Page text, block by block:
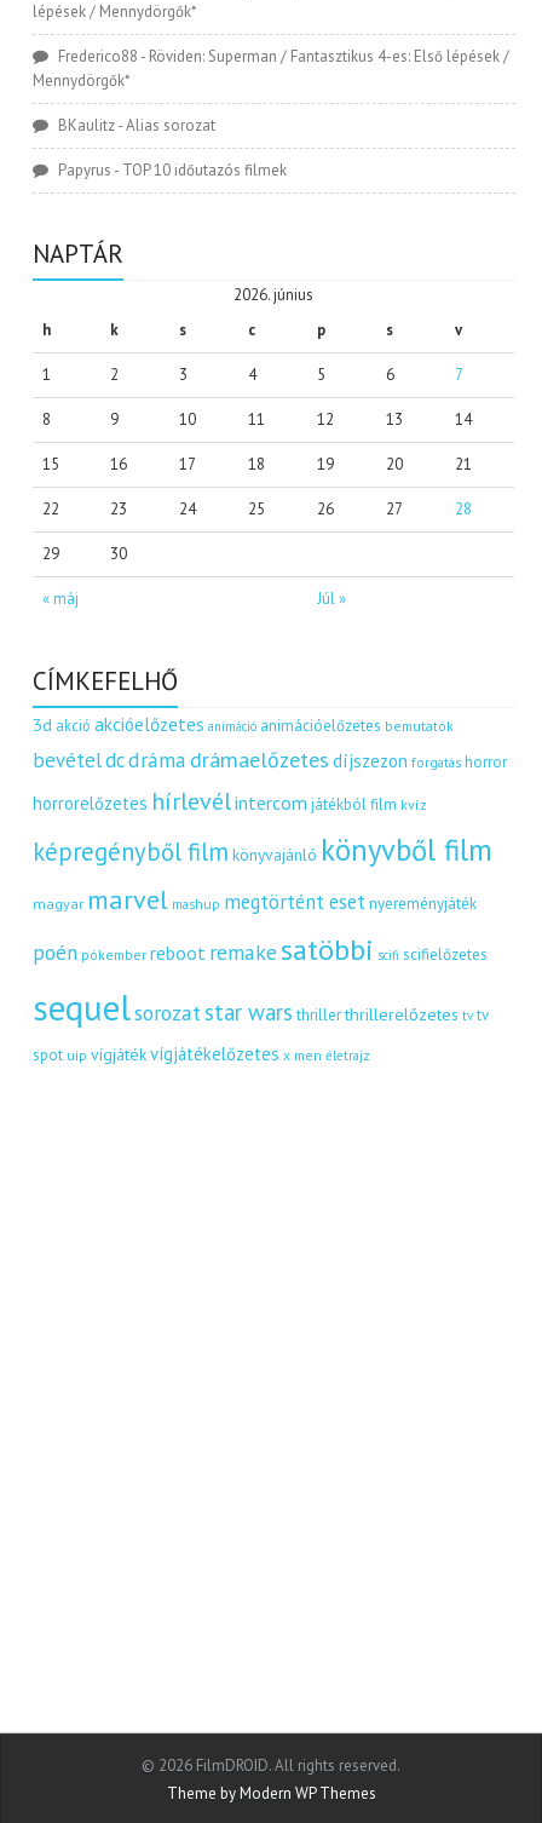
lépések / Mennydörgők*
Frederico88 - Röviden: Superman / Fantasztikus 4-es: Első lépések /
Mennydörgők*
BKaulitz-Alias sorozat
Papyrus - TOP 10 időutazós filmek
NAPTÁR
2026. június
h
k s c p s v
« máj Júl »
1 2 3 4 5 6 7
8 9 10 11 12 13 14
15 16 17 18 19 20 21
22 23 24 25 26 27 28
29 30
CÍMKEFELHŐ
3d akció akcióelőzetes animáció animációelőzetes bemutatók
bevételdcdráma drámaelőzetes díjszezon forgatás horror
horrorelőzetes hírlevélintercom játékból film kvíz
képregényből film könyvajánló könyvből film
magyar marvel mashup megtörtént eset nyereményjáték
poén pókember reboot remakesatöbbi scifi scifielőzetes
sequelsorozatstar wars thriller thrillerelőzetes tv tv
spot uip vígjátékvígjátékelőzetes x men életrajz
© 2026 FilmDROID. All rights reserved.
Theme by Modern WP Themes